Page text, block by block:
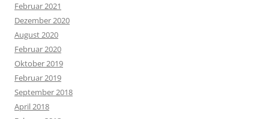
Februar 2021
Dezember 2020
August 2020
Februar 2020
Oktober 2019
Februar 2019
September 2018
April 2018